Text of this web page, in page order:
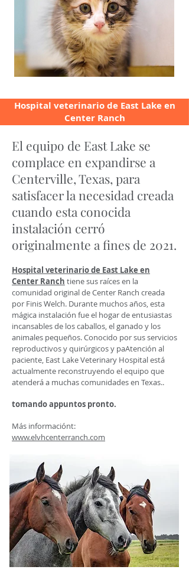
Hospital veterinario de East Lake en
Center Ranch
El equipo de East Lake se
complace en expandirse a
Centerville, Texas, para
satisfacer la necesidad creada
cuando esta conocida
instalación cerró
originalmente a fines de 2021.
Hospital veterinario de East Lake en
Center Ranch tiene sus raíces en la
comunidad original de Center Ranch creada
por Finis Welch. Durante muchos años, esta
mágica instalación fue el hogar de entusiastas
incansables de los caballos, el ganado y los
animales pequeños. Conocido por sus servicios
reproductivos y quirúrgicos y paAtención al
paciente, East Lake Veterinary Hospital está
actualmente reconstruyendo el equipo que
atenderá a muchas comunidades en Texas..
tomando appuntos pronto.
Más informaciónt:
www.elvhcenterranch.com